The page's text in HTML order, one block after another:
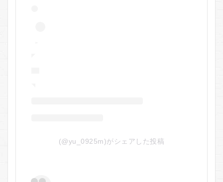
(@yu_0925m)がシェアした投稿